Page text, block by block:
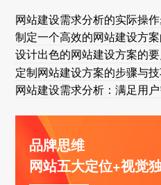
网站建设需求分析的实际操
制定一个高效的网站建设方
设计出色的网站建设方案的
定制网站建设方案的步骤与
网站建设需求分析：满足用
品牌思维
网站五大定位+视觉